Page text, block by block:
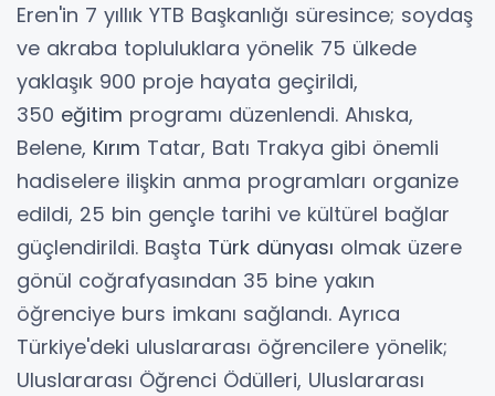
Eren'in 7 yıllık YTB Başkanlığı süresince; soydaş
ve akraba topluluklara yönelik 75 ülkede
yaklaşık 900 proje hayata geçirildi,
350 eğitim programı düzenlendi. Ahıska,
Belene, Kırım Tatar, Batı Trakya gibi önemli
hadiselere ilişkin anma programları organize
edildi, 25 bin gençle tarihi ve kültürel bağlar
güçlendirildi. Başta Türk dünyası olmak üzere
gönül coğrafyasından 35 bine yakın
öğrenciye burs imkanı sağlandı. Ayrıca
Türkiye'deki uluslararası öğrencilere yönelik;
Uluslararası Öğrenci Ödülleri, Uluslararası